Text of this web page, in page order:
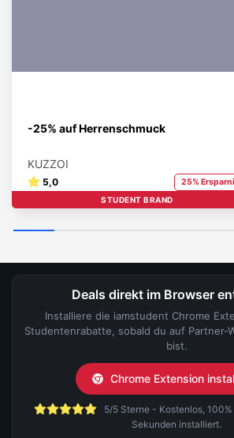
-25% auf Herrenschmuck
KUZZOI
5,0 25%
STUDENT BRAND
Deals direkt im Browser
Installiere die iamstudent Chrome
Studentenrabatte, sobald du auf Partner-
bist.
Chrome Extension
5/5 Sterne - Kostenlos, 100%
Sekunden installiert.